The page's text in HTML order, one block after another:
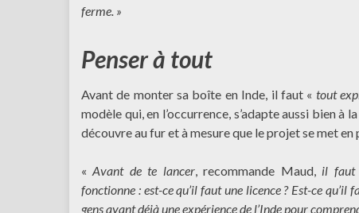
ferme. »
Penser à tout
Avant de monter sa boîte en Inde, il faut « tout
modèle qui, en l’occurrence, s’adapte aussi bien à
découvre au fur et à mesure que le projet se met en
«Avant de te lancer, recommande Maud, il faut
fonctionne : est-ce qu’il faut une licence ? Est-ce
gens ayant déjà une expérience de l’Inde pour